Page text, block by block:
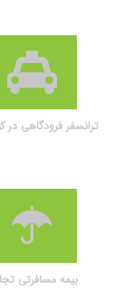
ترانسفر فرودگاهی در
بیمه مسافرتی